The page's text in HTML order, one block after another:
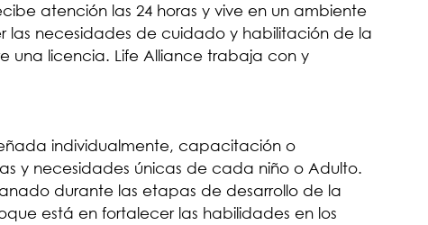
atención las 24 horas y vive en un ambiente
las necesidades de cuidado y habilitación de la
una licencia. Life Alliance trabaja con y
individualmente, capacitación o
y necesidades únicas de cada niño o Adulto.
durante las etapas de desarrollo de la
está en fortalecer las habilidades en los